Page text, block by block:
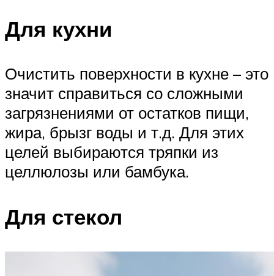
Для кухни
Очистить поверхности в кухне – это
значит справиться со сложными
загрязнениями от остатков пищи,
жира, брызг воды и т.д. Для этих
целей выбираются тряпки из
целлюлозы или бамбука.
Для стекол